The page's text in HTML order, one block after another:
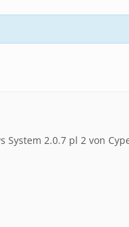
System 2.0.7 pl 2 von